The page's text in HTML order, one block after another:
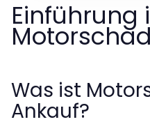
Einführung
Was ist
Ankauf?